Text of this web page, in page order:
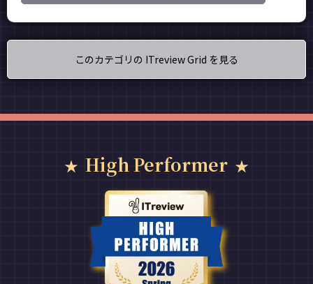
このカテゴリの ITreview Grid を見る
High Performer